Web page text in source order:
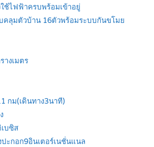
ใช้ไฟฟ้าครบพร้อมเข้าอยู่
คลุมตัวบ้าน 16ตัวพร้อมระบบกันขโมย
างเมตร
กม(เดินทาง3นาที)
บซิส
ะกอก9อินเตอร์เนชั่นแนล